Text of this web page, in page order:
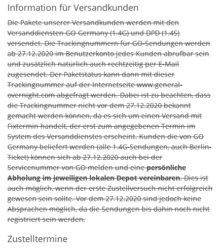
Information für Versandkunden
Die Pakete unserer Versandkunden werden mit den
Versanddiensten GO Germany (1.4G) und DPD (1.4S)
versendet. Die Trackingnummern für GO-Sendungen werden
ab 27.12.2020 im Benutzerkonto jedes Kunden abrufbar sein
und zusätzlich natürlich auch rechtzeitig per E-Mail
zugesendet. Der Paketstatus kann dann mit dieser
Trackingnummer auf der Internetseite www.general-
overnight.com abgefragt werden. Dabei ist zu beachten, dass
die Trackingnummer nicht vor dem 27.12.2020 bekannt
gemacht werden können, da es sich um einen Versand mit
Fixtermin handelt, der erst zum angegebenen Termin im
System des Versanddienstes erscheint. Kunden die von GO
Germany beliefert werden (alle 1.4G-Sendungen, auch Berlin-
Ticket) können sich ab 27.12.2020 auch bei der
Servicenummer von GO melden und einepersönliche
Abholung im jeweiligen lokalen Depot vereinbaren. Dies ist
auch möglich, wenn der erste Zustellversuch nicht erfolgreich
gewesen sein sollte. Vor dem 27.12.2020 sind jedoch keine
Absprachen möglich, da die Sendungen bis dahin noch nicht
registriert sein werden.
Zustelltermine